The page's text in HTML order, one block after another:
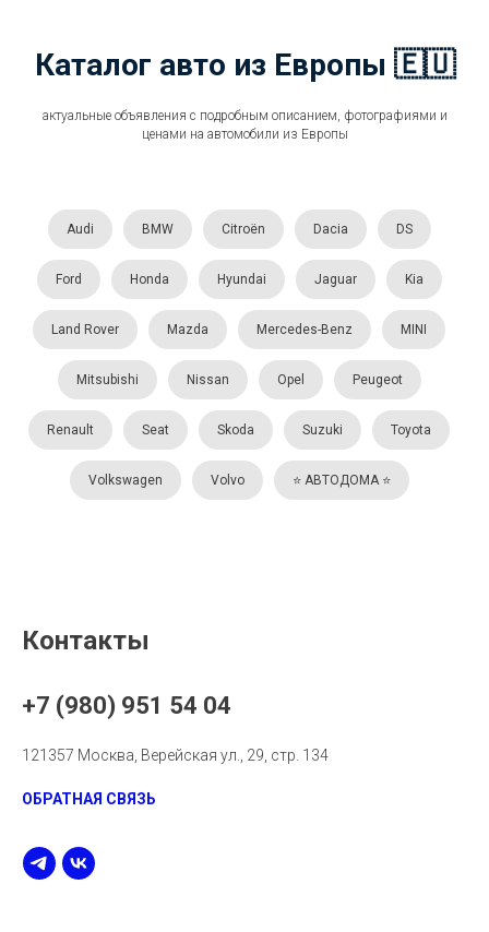
Каталог авто из Европы 🇪🇺
актуальные объявления с подробным описанием, фотографиями и
ценами на автомобили из Европы
Audi BMW Citroën Dacia DS
Ford Honda Hyundai Jaguar Kia
Land Rover Mazda Mercedes-Benz MINI
Mitsubishi Nissan Opel Peugeot
Renault Seat Skoda Suzuki Toyota
Volkswagen Volvo ⭐️ АВТОДОМА ⭐️
Контакты
+7 (980) 951 54 04
121357 Москва, Верейская ул., 29, стр. 134
ОБРАТНАЯ СВЯЗЬ